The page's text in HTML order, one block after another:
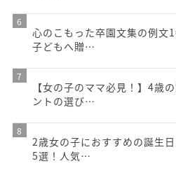
心のこもった卒園文集の例文
子どもへ贈…
【女の子のママ必見！】4歳
ントの選び…
2歳女の子におすすめの誕生
5選！人気…